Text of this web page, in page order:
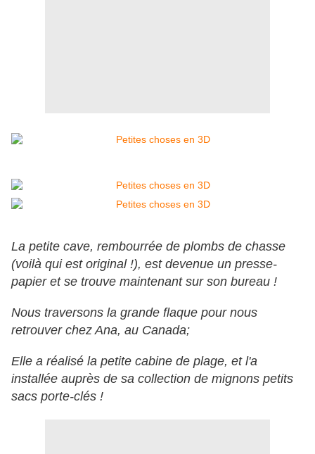
La petite cave, rembourrée de plombs de chasse
(voilà qui est original !), est devenue un presse-
papier et se trouve maintenant sur son bureau !
Nous traversons la grande flaque pour nous
retrouver chez Ana, au Canada;
Elle a réalisé la petite cabine de plage, et l'a
installée auprès de sa collection de mignons petits
sacs porte-clés !